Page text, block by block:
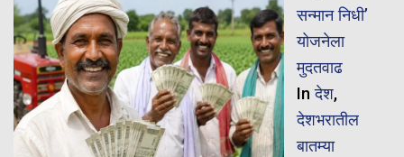
सन्मान निधी’
योजनेला
मुदतवाढ
Inदेश,
देशभरातील
बातम्या